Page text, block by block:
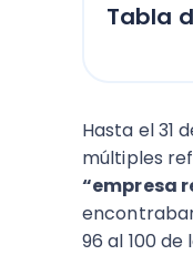
Tabla
Hasta el 31
múltiples
“empresa
96 al 100 de